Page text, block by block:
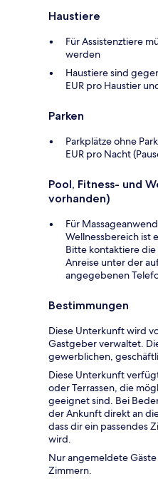
Haustiere
Für Assistenztiere
werden
Haustiere sind
EUR pro Haustier
Parken
Parkplätze ohne
EUR pro Nacht
Pool, Fitness- und
vorhanden)
Für
Wellnessbereich ist
Bitte kontaktiere
Anreise unter der
angegebenen
Bestimmungen
Diese Unterkunft wird
Gastgeber verwaltet.
gewerblichen,
Diese Unterkunft
oder Terrassen, die
geeignet sind. Bei
der Ankunft direkt an
dass dir ein passendes
wird.
Nur angemeldete
Zimmern.